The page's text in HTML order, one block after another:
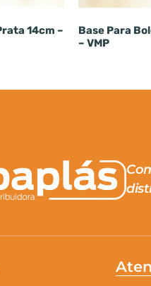
14cm –
Base Para
– VMP